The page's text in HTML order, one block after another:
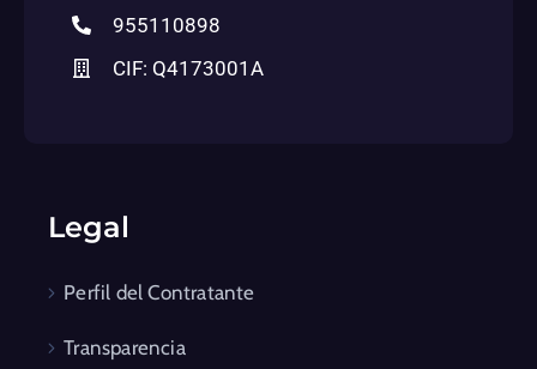
955110898
CIF: Q4173001A
Legal
Perfil del Contratante
Transparencia